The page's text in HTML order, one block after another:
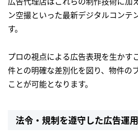
ン空撮といった最新デジタルコンテ
す。
プロの視点による広告表現を生かす
件との明確な差別化を図り、物件の
ことが可能となります。
法令・規制を遵守した広告運